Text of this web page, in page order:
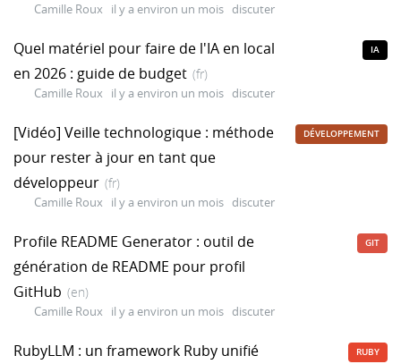
Camille Roux il y a environ un mois discuter
Quel matériel pour faire de l'IA en local
en 2026 : guide de budget (fr)
Camille Roux il y a environ un mois discuter
IA
[Vidéo] Veille technologique : méthode
pour rester à jour en tant que
développeur (fr)
Camille Roux il y a environ un mois discuter
DÉVELOPPEMENT
Profile README Generator : outil de
génération de README pour profil
GitHub (en)
Camille Roux il y a environ un mois discuter
GIT
RubyLLM : un framework Ruby unifié
RUBY